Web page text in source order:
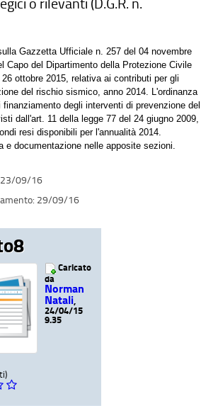
Gazzetta Ufficiale n. 257 del 04 novembre
Capo del Dipartimento della Protezione Civile
ottobre 2015, relativa ai contributi per gli
del rischio sismico, anno 2014. L'ordinanza
degli interventi di prevenzione del
dall'art. 11 della legge 77 del 24 giugno 2009,
resi disponibili per l'annualità 2014.
e documentazione nelle apposite sezioni.
23/09/16
29/09/16
Caricato
da
Norman
Natali
24/04/15
9.35